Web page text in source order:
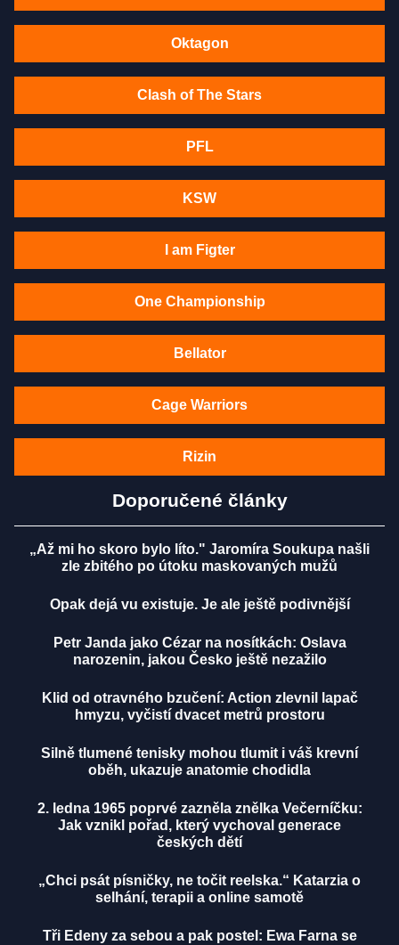
Oktagon
Clash of The Stars
PFL
KSW
I am Figter
One Championship
Bellator
Cage Warriors
Rizin
Doporučené články
„Až mi ho skoro bylo líto." Jaromíra Soukupa našli
zle zbitého po útoku maskovaných mužů
Opak dejá vu existuje. Je ale ještě podivnější
Petr Janda jako Cézar na nosítkách: Oslava
narozenin, jakou Česko ještě nezažilo
Klid od otravného bzučení: Action zlevnil lapač
hmyzu, vyčistí dvacet metrů prostoru
Silně tlumené tenisky mohou tlumit i váš krevní
oběh, ukazuje anatomie chodidla
2. ledna 1965 poprvé zazněla znělka Večerníčku:
Jak vznikl pořad, který vychoval generace
českých dětí
„Chci psát písničky, ne točit reelska.“ Katarzia o
selhání, terapii a online samotě
Tři Edeny za sebou a pak postel: Ewa Farna se